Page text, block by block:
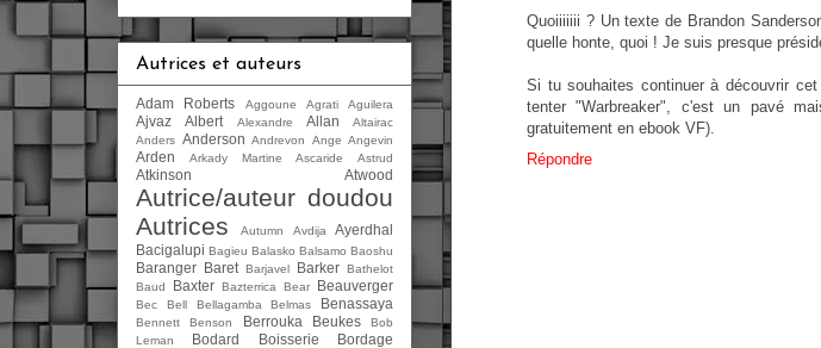
Quoiiiiiii ? Un texte de Brandon
quelle honte, quoi ! Je suis presque
Si tu souhaites continuer à découvrir
tenter "Warbreaker", c'est un pavé
gratuitement en ebook VF).
Répondre
Autrices et auteurs
Adam Roberts Aggoune Agrati Aguilera
Ajvaz Albert Alexandre Allan
Altairac
Anders
Anderson Andrevon Ange Angevin
Arden Arkady Martine Ascaride Astrud
Atkinson Atwood
Autrice/auteur doudou
Autrices
Autumn Avdija
Ayerdhal
Bacigalupi Bagieu Balasko Balsamo Baoshu
Baranger Baret Barjavel Barker Bathelot
Baud
Baxter Bazterrica Bear Beauverger
Bec Bell Bellagamba Belmas Benassaya
Bennett Benson Berrouka Beukes
Bob
Leman
Bodard Boisserie Bordage